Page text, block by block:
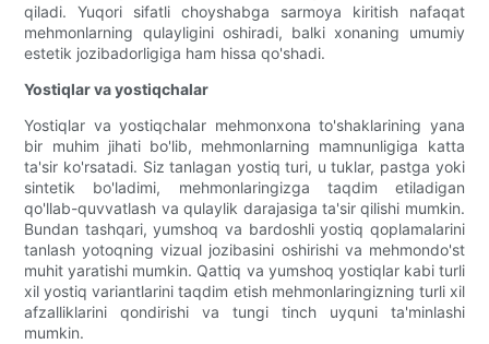
qiladi. Yuqori sifatli choyshabga sarmoya kiritish nafaqat
mehmonlarning qulayligini oshiradi, balki xonaning umumiy
estetik jozibadorligiga ham hissa qo'shadi.
Yostiqlar va yostiqchalar
Yostiqlar va yostiqchalar mehmonxona to'shaklarining yana
bir muhim jihati bo'lib, mehmonlarning mamnunligiga katta
ta'sir ko'rsatadi. Siz tanlagan yostiq turi, u tuklar, pastga yoki
sintetik bo'ladimi, mehmonlaringizga taqdim etiladigan
qo'llab-quvvatlash va qulaylik darajasiga ta'sir qilishi mumkin.
Bundan tashqari, yumshoq va bardoshli yostiq qoplamalarini
tanlash yotoqning vizual jozibasini oshirishi va mehmondo'st
muhit yaratishi mumkin. Qattiq va yumshoq yostiqlar kabi turli
xil yostiq variantlarini taqdim etish mehmonlaringizning turli xil
afzalliklarini qondirishi va tungi tinch uyquni ta'minlashi
mumkin.